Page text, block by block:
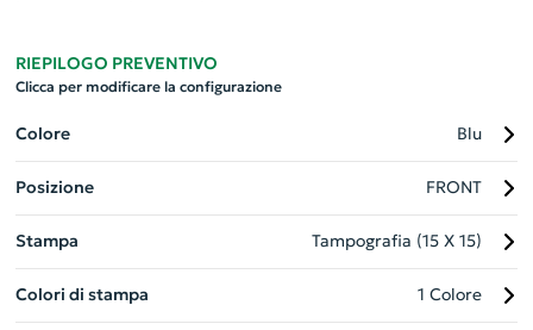
garantisce un'idratazione profonda e duratura per le labbra,
omaggio aziendale, è un prodotto che unisce funzionalità e
stile. Non perdere l'opportunità di promuovere la tua azienda
con classe ed efficacia.
RIEPILOGO PREVENTIVO
Clicca per modificare la configurazione
Colore Blu
Posizione FRONT
Stampa Tampografia (15 X 15)
Colori di stampa 1 Colore